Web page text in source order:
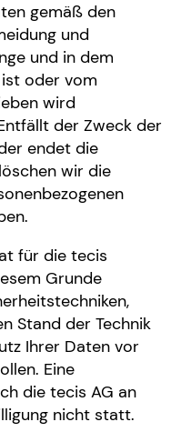
gemäß den
und
und in dem
oder vom
wird
der Zweck der
endet die
wir die
für die tecis
Grunde
Stand der Technik
Ihrer Daten vor
Eine
die tecis AG an
nicht statt.